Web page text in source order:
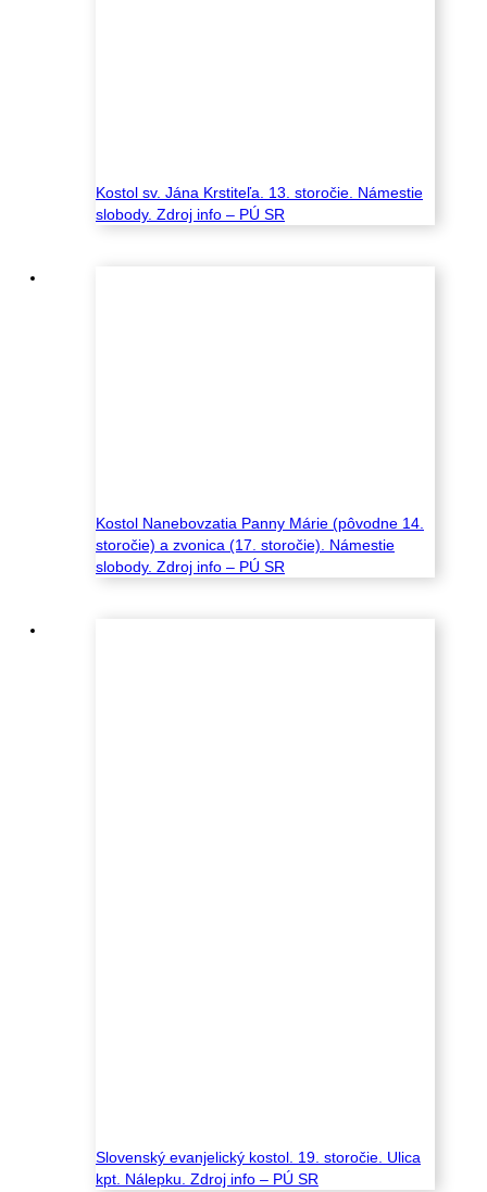
Kostol sv. Jána Krstiteľa. 13. storočie. Námestie
slobody. Zdroj info – PÚ SR
Kostol Nanebovzatia Panny Márie (pôvodne 14.
storočie) a zvonica (17. storočie). Námestie
slobody. Zdroj info – PÚ SR
Slovenský evanjelický kostol. 19. storočie. Ulica
kpt. Nálepku. Zdroj info – PÚ SR